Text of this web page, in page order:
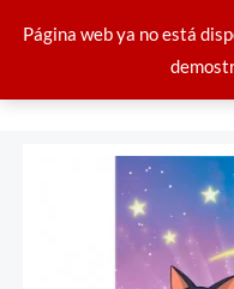
Página web ya no está